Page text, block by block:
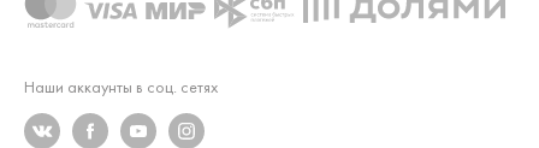
Наши аккаунты в соц. сетях